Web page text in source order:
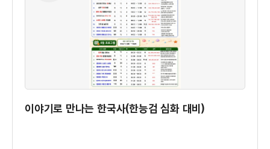
이야기로 만나는 한국사(한능검 심화 대비)